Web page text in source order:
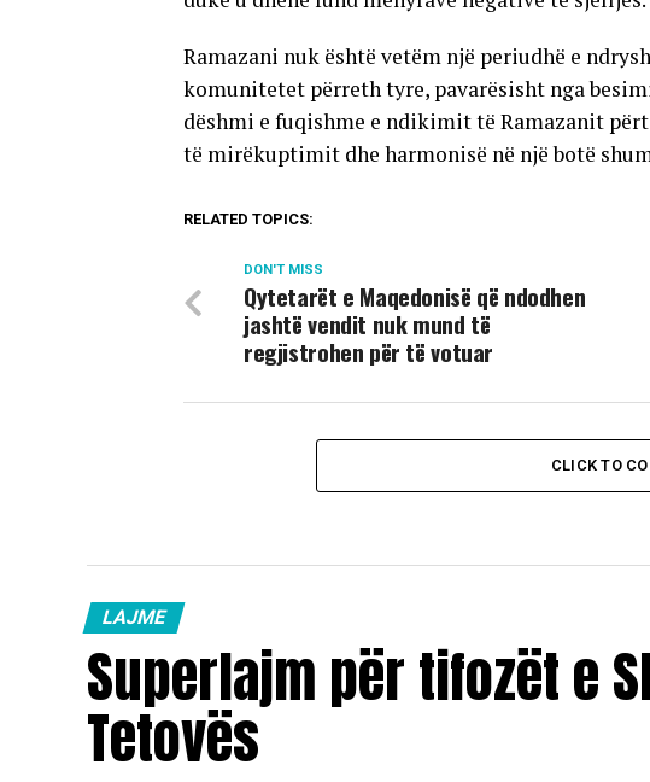
Ramazani nuk është vetëm një periudhë e
komunitetet përreth tyre, pavarësisht nga
dëshmi e fuqishme e ndikimit të Ramazanit
të mirëkuptimit dhe harmonisë në një botë
RELATED TOPICS:
DON'T MISS
Qytetarët e Maqedonisë që ndodhen
jashtë vendit nuk mund të
regjistrohen për të votuar
CLICK TO
LAJME
Superlajm për tifozët e
Tetovës